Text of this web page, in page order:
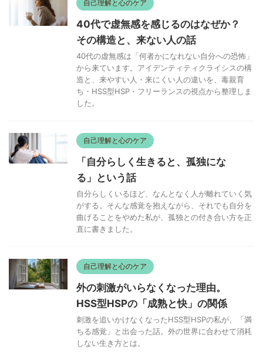
がする。そんな感覚を抱えながら、それでも自分を
曲げることをやめた私が、孤独との付き合い方を正
直に書きました。
自己理解と心のケア
外の刺激がいらなくなった理由。
HSS型HSPの「成熟と快」の関係
ちる感覚」と出会った話。外の世界に合わせて消耗
しない生き方とは。
自分の人生、やりたいことは全部やる。
私の親は、毒親ですか？
Kumi’s profile